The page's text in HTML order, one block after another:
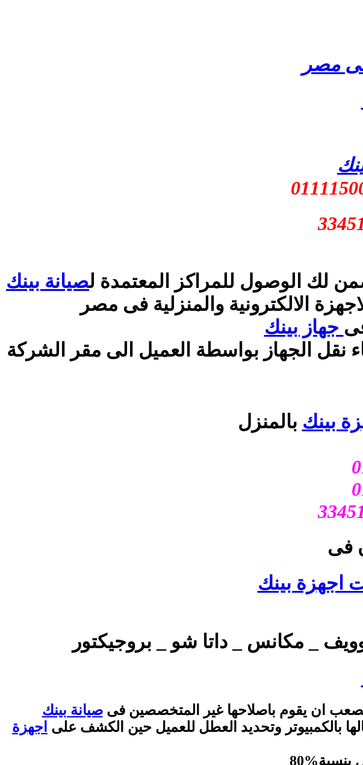
مصر
لك الوصول للمراكز المعتمدة لصيانة بينك
الالكترونية والمنزلية فى مصر
جهاز بينك
نقل الجهاز بواسطة العميل الى مقر الشركة
بينك بالمنزل
فى
اجهزة بينك
_ مكانس _ داتا شو _ بروجيكتور
ان يقوم باصلاحها غير المتخصصين فىصيانة بينك
بالكمبيوتر وتحديد العطل للعميل حين الكشف على اجهزة
بنسبة%80